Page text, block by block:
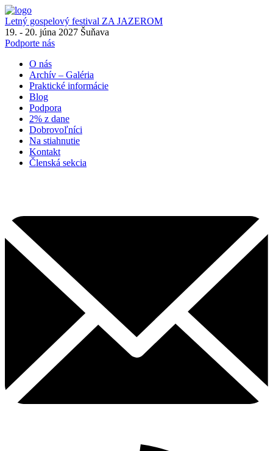
Letný gospelový festival ZA JAZEROM
19. - 20. júna 2027 Šuňava
Podporte nás
O nás
Archív – Galéria
Praktické informácie
Blog
Podpora
2% z dane
Dobrovoľníci
Na stiahnutie
Kontakt
Členská sekcia